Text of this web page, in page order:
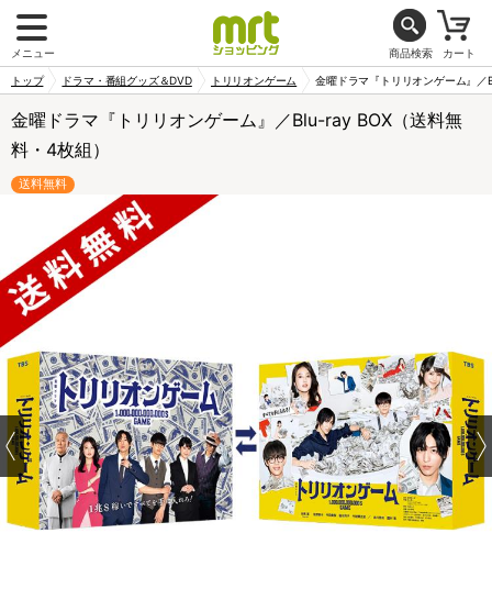
メニュー 商品検索 カート
トップ ドラマ・番組グッズ＆DVD トリリオンゲーム 金曜ドラマ『トリリオンゲーム』
金曜ドラマ『トリリオンゲーム』／Blu-ray BOX（送料無
料・4枚組）
送料無料